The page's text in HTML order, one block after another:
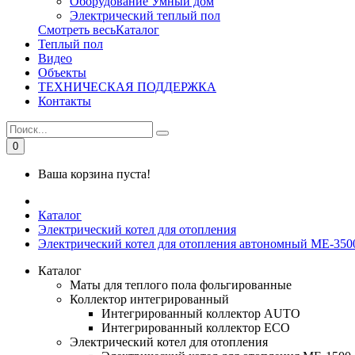
Электрический теплый пол
Смотреть весьКаталог
Теплый пол
Видео
Объекты
ТЕХНИЧЕСКАЯ ПОДДЕРЖКА
Контакты
0
Ваша корзина пуста!
Каталог
Электрический котел для отопления
Электрический котел для отопления автономный МЕ-
Каталог
Маты для теплого пола фольгированные
Коллектор интегрированный
Интегрированный коллектор AUTO
Интегрированный коллектор ЕСО
Электрический котел для отопления